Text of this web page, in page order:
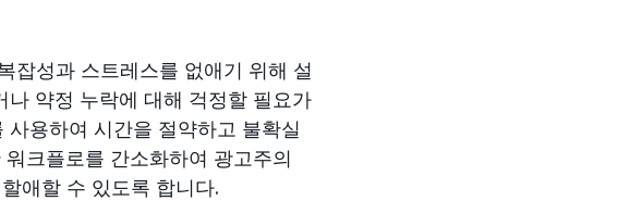
잡성과 스트레스를 없애기 위해 설
약정 누락에 대해 걱정할 필요가
용하여 시간을 절약하고 불확실
크플로를 간소화하여 광고주의
애할 수 있도록 합니다.